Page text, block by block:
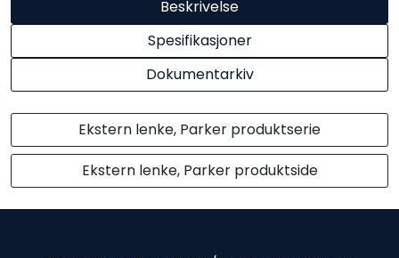
Beskrivelse
Spesifikasjoner
Dokumentarkiv
Ekstern lenke, Parker produktserie
Ekstern lenke, Parker produktside